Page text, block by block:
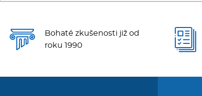
Bohaté zkušenosti již od
roku 1990